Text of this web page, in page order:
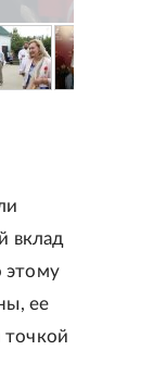
вклад
этому
ее
точкой